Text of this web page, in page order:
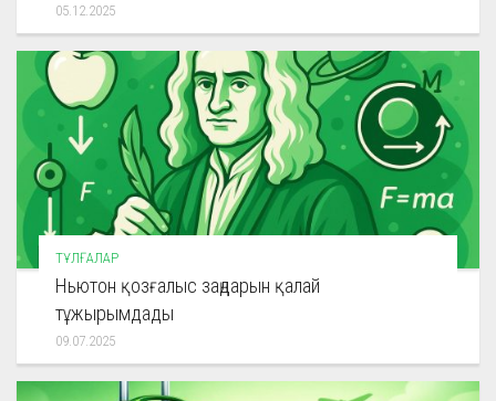
05.12.2025
ТҰЛҒАЛАР
Ньютон қозғалыс заңдарын қалай
тұжырымдады
09.07.2025